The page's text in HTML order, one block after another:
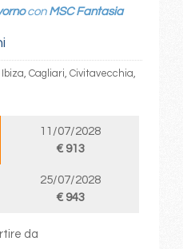
con MSC Fantasia
Cagliari, Civitavecchia,
11/07/2028
€ 913
25/07/2028
€ 943
da